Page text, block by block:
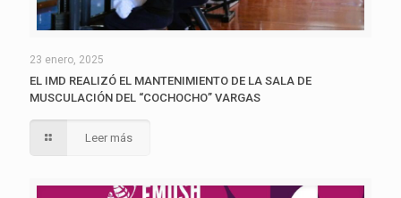
23 enero, 2025
EL IMD REALIZÓ EL MANTENIMIENTO DE LA SALA DE
MUSCULACIÓN DEL “COCHOCHO” VARGAS
Leer más